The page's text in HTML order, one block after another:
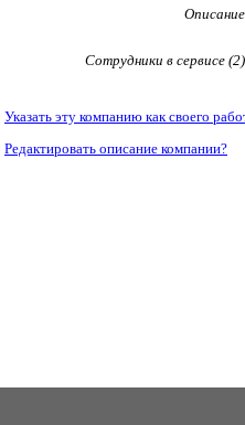
Описание
Сотрудники в сервисе (2)
Указать эту компанию как своего
Редактировать описание компании?